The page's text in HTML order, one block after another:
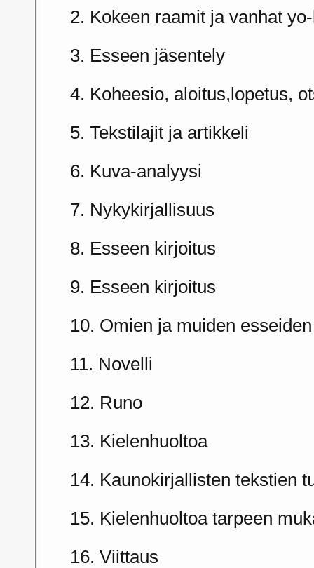
2. Kokeen raamit ja vanhat
3. Esseen jäsentely
4. Koheesio, aloitus,lopetus,
5. Tekstilajit ja artikkeli
6. Kuva-analyysi
7. Nykykirjallisuus
8. Esseen kirjoitus
9. Esseen kirjoitus
10. Omien ja muiden
11. Novelli
12. Runo
13. Kielenhuoltoa
14. Kaunokirjallisten tekstien
15. Kielenhuoltoa tarpeen
16. Viittaus